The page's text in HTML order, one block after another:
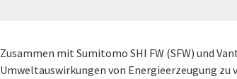
Zusammen mit Sumitomo SHI FW (SFW) und
Umweltauswirkungen von Energieerzeugung zu